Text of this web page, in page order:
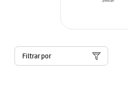
Filtrar por